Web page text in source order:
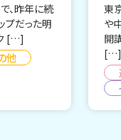
、昨年に続
プだった明
[…]
他
東
や
開
[…]